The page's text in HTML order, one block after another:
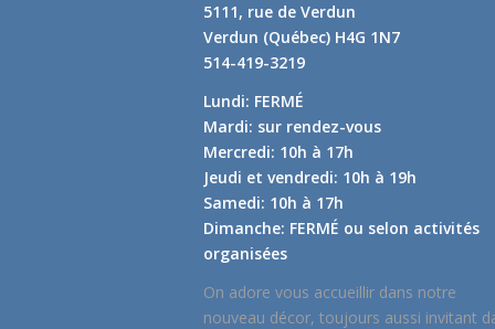
5111, rue de Verdun
Verdun (Québec) H4G 1N7
514-419-3219
Lundi: FERMÉ
Mardi: sur rendez-vous
Mercredi: 10h à 17h
Jeudi et vendredi: 10h à 19h
Samedi: 10h à 17h
Dimanche: FERMÉ ou selon activités
organisées
On adore vous accueillir dans notre
nouveau décor, toujours aussi invitant